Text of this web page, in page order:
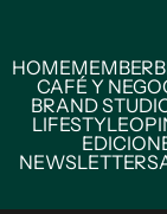
HOMEMEMBER
CAFÉ Y
BRAND
LIFESTYLE
NEWSLETTERS